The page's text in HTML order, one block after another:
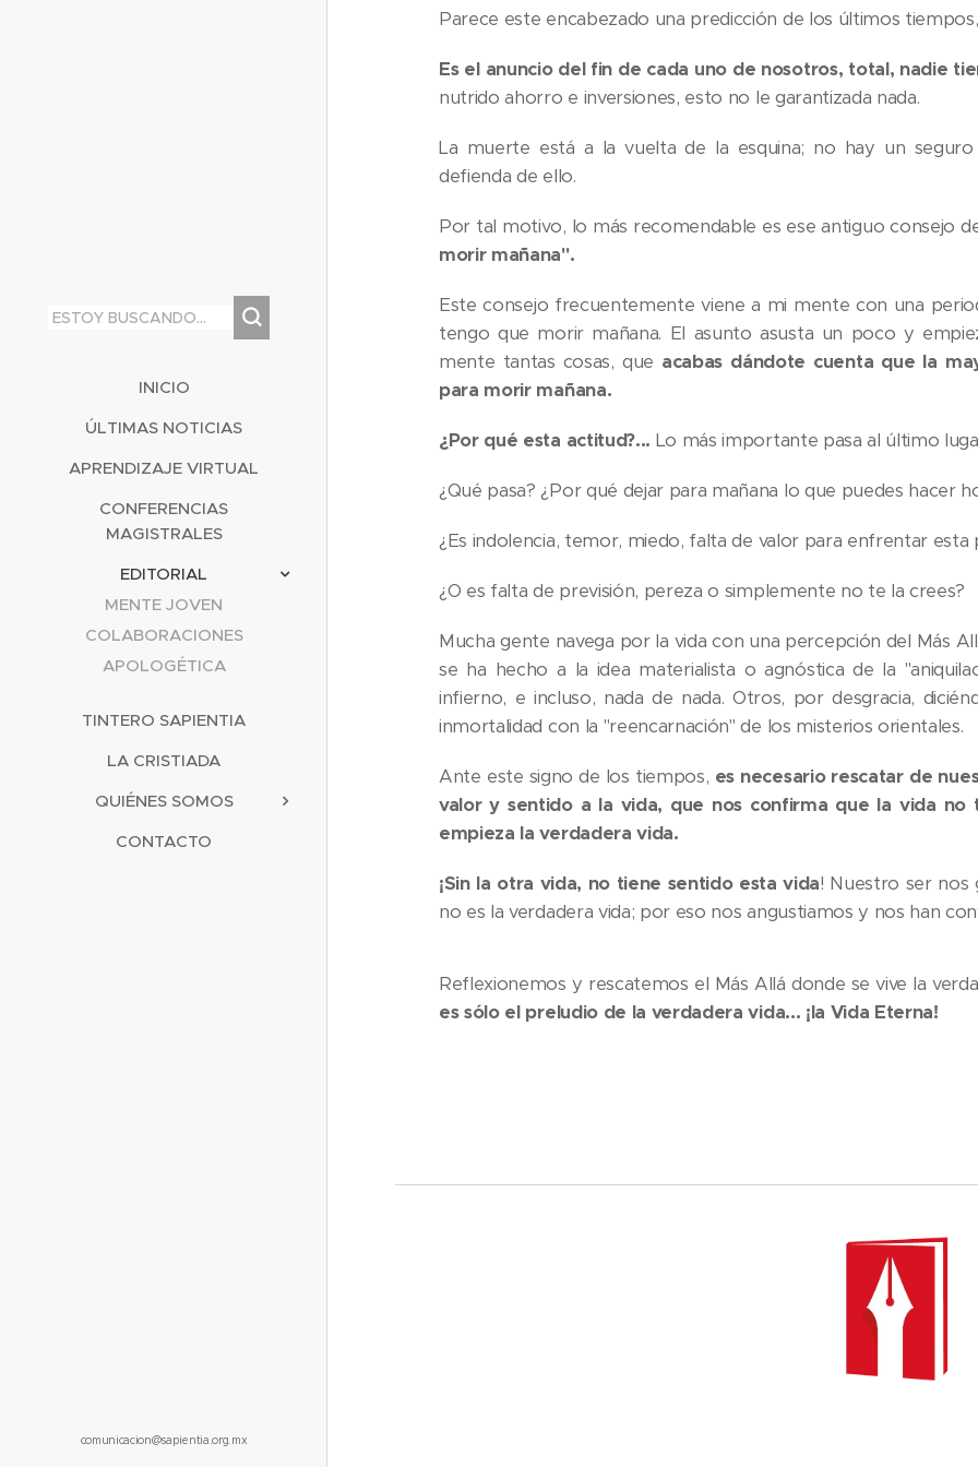
INICIO
ÚLTIMAS NOTICIAS
APRENDIZAJE VIRTUAL
CONFERENCIAS
MAGISTRALES
EDITORIAL
MENTE JOVEN
COLABORACIONES
APOLOGÉTICA
TINTERO SAPIENTIA
LA CRISTIADA
QUIÉNES SOMOS
CONTACTO
Parece este encabezado una predicción de los últimos
Es el anuncio del fin de cada uno de nosotros, total, nadie
nutrido ahorro e inversiones, esto no le garantizada nada.
La muerte está a la vuelta de la esquina; no hay un
defienda de ello.
Por tal motivo, lo más recomendable es ese antiguo consejo
morir mañana".
Este consejo frecuentemente viene a mi mente con una
tengo que morir mañana. El asunto asusta un poco y
mente tantas cosas, que acabas dándote cuenta que la
para morir mañana.
¿Por qué esta actitud?... Lo más importante pasa al último
¿Qué pasa? ¿Por qué dejar para mañana lo que puedes hacer
¿Es indolencia, temor, miedo, falta de valor para enfrentar esta
¿O es falta de previsión, pereza o simplemente no te la crees?
Mucha gente navega por la vida con una percepción del Más
se ha hecho a la idea materialista o agnóstica de la
infierno, e incluso, nada de nada. Otros, por desgracia,
inmortalidad con la "reencarnación" de los misterios orientales.
Ante este signo de los tiempos, es necesario rescatar de
valor y sentido a la vida, que nos confirma que la vida
empieza la verdadera vida.
¡Sin la otra vida, no tiene sentido esta vida! Nuestro ser nos
no es la verdadera vida; por eso nos angustiamos y nos han
Reflexionemos y rescatemos el Más Allá donde se vive la
es sólo el preludio de la verdadera vida... ¡la Vida Eterna!
comunicacion@sapientia.org.mx